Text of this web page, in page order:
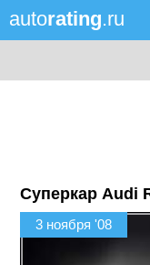
autorating.ru
Суперкар Audi
3 ноября '08